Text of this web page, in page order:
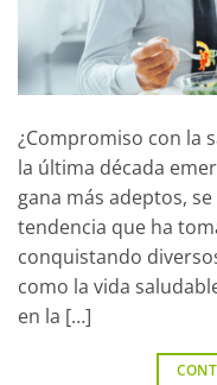
¿Compromiso con la
la última década
gana más adeptos,
tendencia que ha
conquistando
como la vida
en la […]